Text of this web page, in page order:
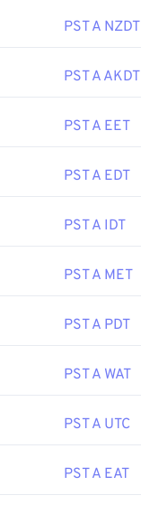
PST A NZDT
PST A AKDT
PST A EET
PST A EDT
PST A IDT
PST A MET
PST A PDT
PST A WAT
PST A UTC
PST A EAT